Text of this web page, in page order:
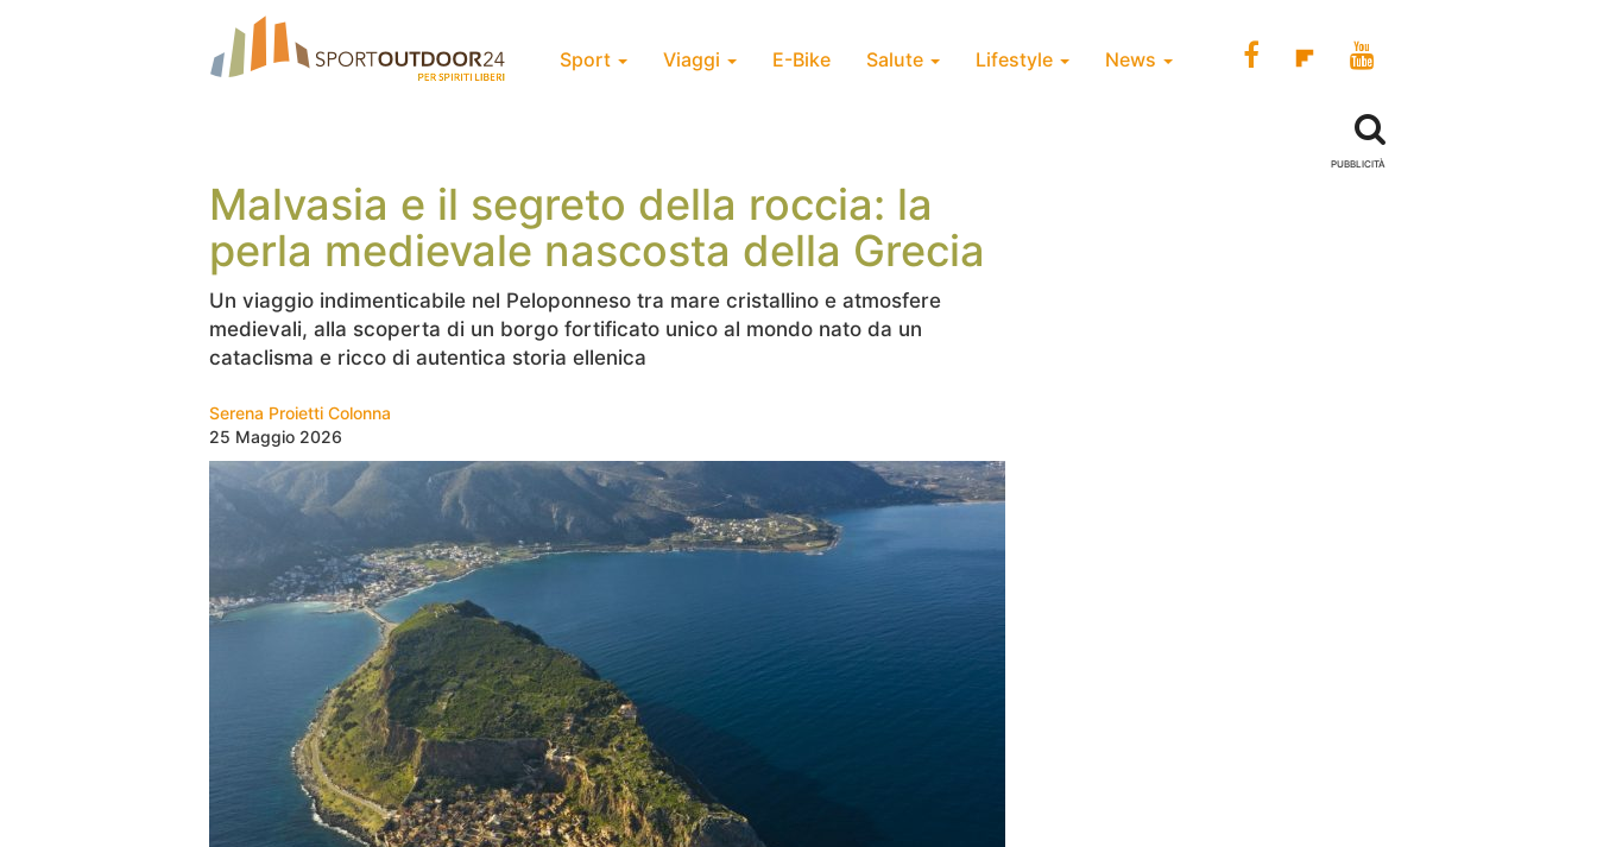
Sport Viaggi E-Bike Salute Lifestyle News
Malvasia e il segreto della roccia: la
perla medievale nascosta della Grecia
Un viaggio indimenticabile nel Peloponneso tra mare cristallino e atmosfere
medievali, alla scoperta di un borgo fortificato unico al mondo nato da un
cataclisma e ricco di autentica storia ellenica
Serena Proietti Colonna
25 Maggio 2026
PUBBLICITÀ